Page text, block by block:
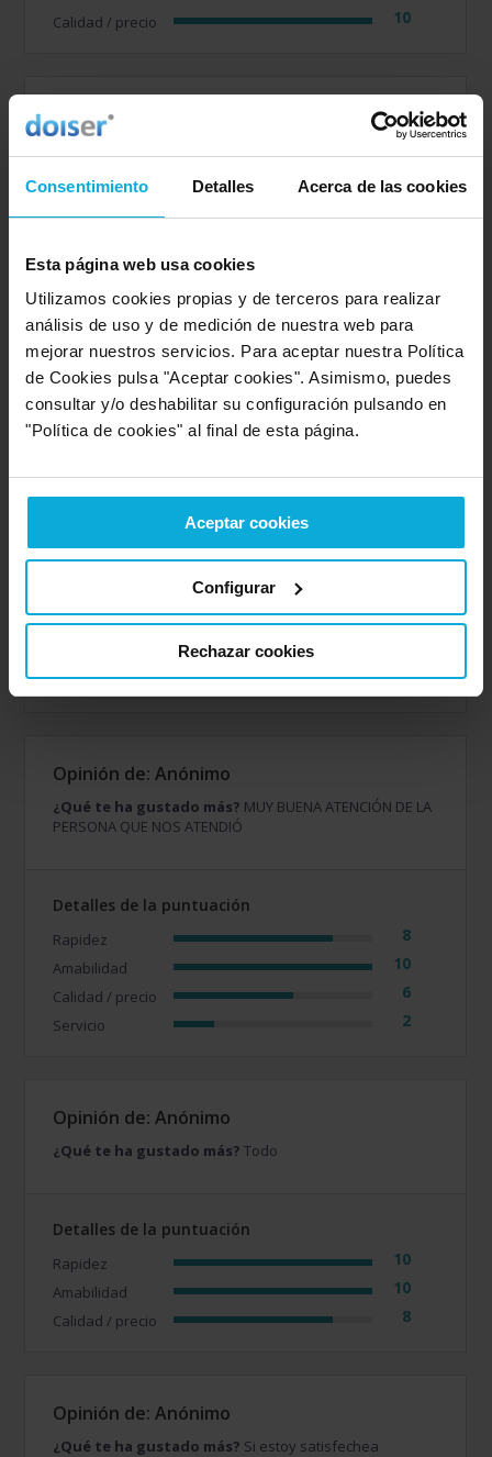
Consentimiento Detalles Acerca de las cookies
Esta página web usa cookies
Utilizamos cookies propias y de terceros para realizar
análisis de uso y de medición de nuestra web para
mejorar nuestros servicios. Para aceptar nuestra Política
de Cookies pulsa "Aceptar cookies". Asimismo, puedes
consultar y/o deshabilitar su configuración pulsando en
"Política de cookies" al final de esta página.
Aceptar cookies
Configurar
Rechazar cookies
Calidad / precio
10
Opinión de: Anónimo
Rapidez
Amabilidad 8
Calidad / precio 6
Opinión de: Anónimo
puesto en contacto, cobrar si
Detalles de la puntuación
Amabilidad 8
Servicio 8
Opinión de: Anónimo
¿Qué te ha gustado más? MUY BUENA ATENCIÓN DE LA
PERSONA QUE NOS ATENDIÓ
Detalles de la puntuación
Rapidez 8
Amabilidad 10
Calidad / precio 6
Servicio 2
Opinión de: Anónimo
¿Qué te ha gustado más? Todo
Detalles de la puntuación
Rapidez 10
Amabilidad 10
Calidad / precio 8
Opinión de: Anónimo
¿Qué te ha gustado más? Si estoy satisfechea